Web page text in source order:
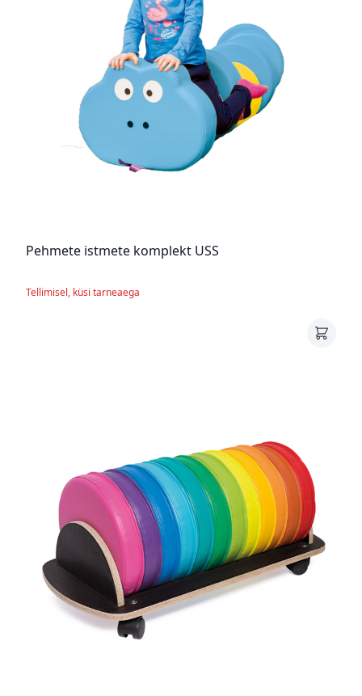
Pehmete istmete komplekt USS
Tellimisel, küsi tarneaega